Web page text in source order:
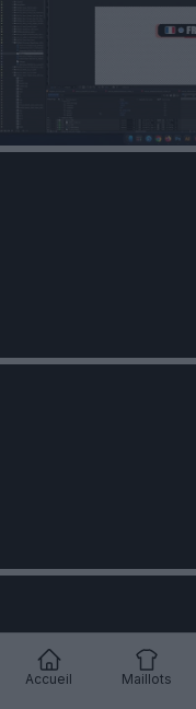
Accueil Maillots